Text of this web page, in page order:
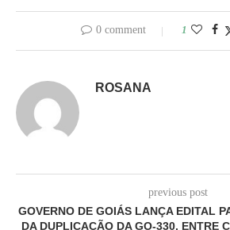
0 comment 1
ROSANA
previous post
GOVERNO DE GOIÁS LANÇA EDITAL
DA DUPLICAÇÃO DA GO-330, ENTRE